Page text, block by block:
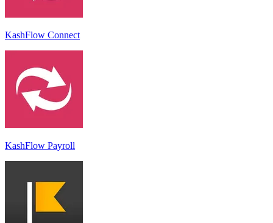
KashFlow Connect
KashFlow Payroll